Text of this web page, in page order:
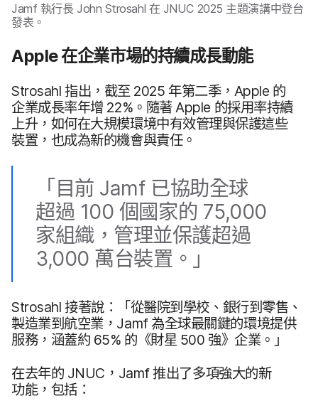
Jamf 執行長John Strosahl 在 JNUC 2025 主題​演講​中登台​
發表。
Apple在​企業​市場​的​持續​成長​動​能
Strosahl 指出，​截​至 2025 年​第二​季， Apple 的​
企業​成長率​年​增 22%。​隨​著Apple 的​採用​率​持續​
上升，​如何​在​大規模​環境​中​有效​管理​與​保護​這些​
裝置，​也​成為​新​的​機會​與​責任。
「目前 Jamf 已​協助​全球​
超過 100 個​國家​的 75,000
家​組織，​管理​並​保護​超過
3,000 萬​台​裝置。​」
Strosahl 接​著​說：​「從​醫院​到​學校、​銀行​到​零售、​
製造業​到​航空業， Jamf為​全球​最​關鍵​的​環境​提供​
服務，​涵蓋​約 65% 的​《財星 500 強》​企業。​」
在​去年​的 JNUC ， Jamf推出​了​多​項​強大​的​新​
功能，​包括：